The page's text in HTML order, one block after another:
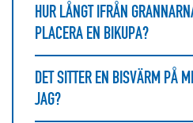
HUR LÅNGT IFRÅN
PLACERA EN BIKUPA?
DET SITTER EN BISVÄRM PÅ
JAG?